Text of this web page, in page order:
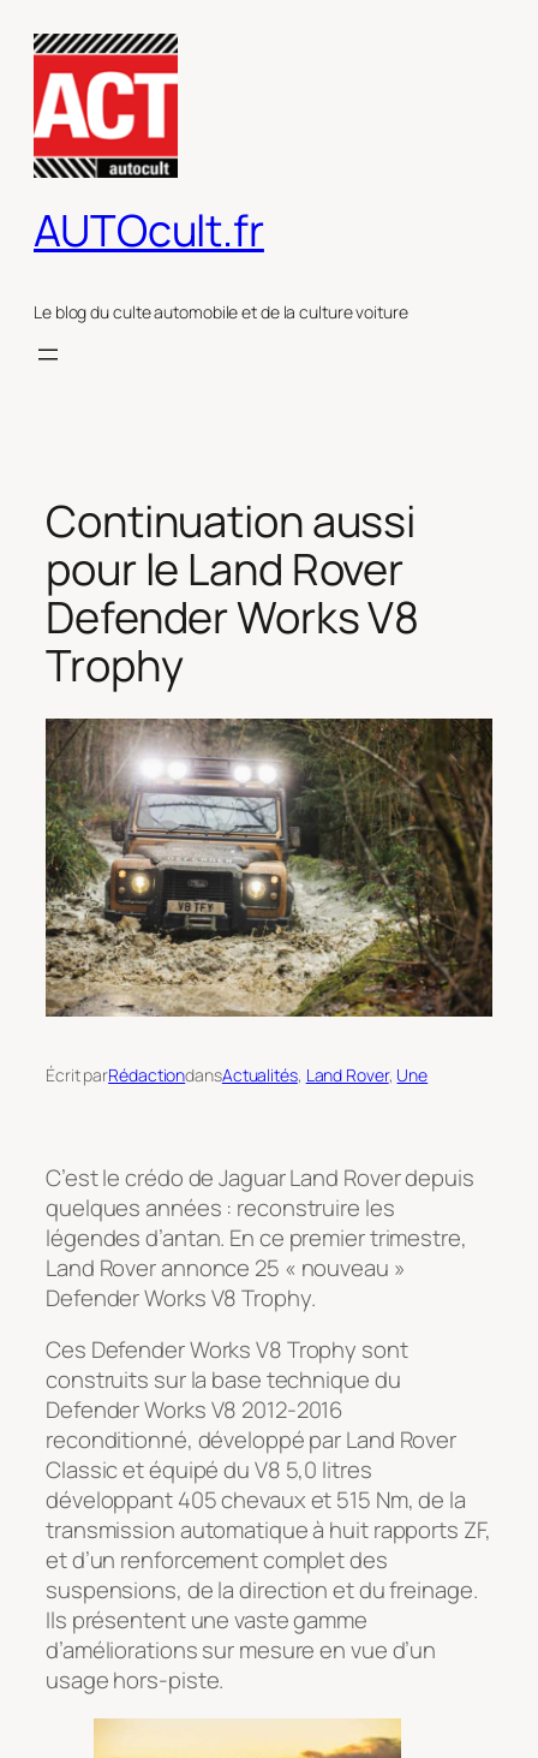
contenu
AUTOcult.fr
Le blog du culte automobile et de la culture voiture
Continuation aussi
pour le Land Rover
Defender Works V8
Trophy
Écrit parRédactiondansActualités, Land Rover, Une
C’est le crédo de Jaguar Land Rover depuis
quelques années : reconstruire les
légendes d’antan. En ce premier trimestre,
Land Rover annonce 25 « nouveau »
Defender Works V8 Trophy.
Ces Defender Works V8 Trophy sont
construits sur la base technique du
Defender Works V8 2012-2016
reconditionné, développé par Land Rover
Classic et équipé du V8 5,0 litres
développant 405 chevaux et 515 Nm, de la
transmission automatique à huit rapports ZF,
et d’un renforcement complet des
suspensions, de la direction et du freinage.
Ils présentent une vaste gamme
d’améliorations sur mesure en vue d’un
usage hors-piste.